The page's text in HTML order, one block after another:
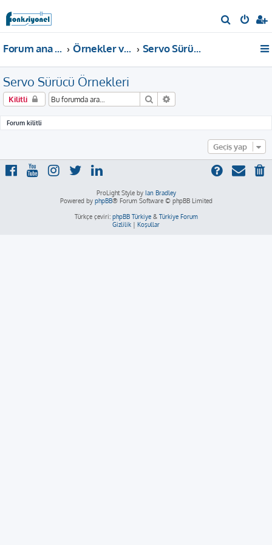
r
Forum ana sayfa Örnekler ve Dokümanlar Servo Sürücü Örnekleri
Servo Sürücü Örnekleri
Kilitli Ara
Forum kilitli
Geçiş yap
ProLight Style by Ian Bradley
Powered by phpBB® Forum Software © phpBB Limited
Türkçe çeviri: phpBB Türkiye& Türkiye Forum
Gizlilik | Koşullar